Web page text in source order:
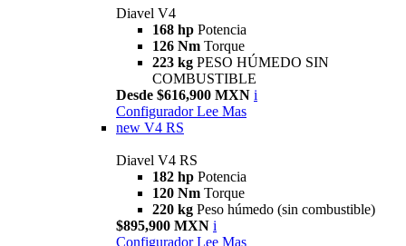
Diavel V4
168 hp Potencia
126 Nm Torque
223 kg PESO HÚMEDO SIN
COMBUSTIBLE
Desde $616,900 MXN i
Configurador Lee Mas
new V4 RS
Diavel V4 RS
182 hp Potencia
120 Nm Torque
220 kg Peso húmedo (sin combustible)
$895,900 MXN i
Configurador Lee Mas